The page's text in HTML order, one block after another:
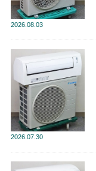
2026 08.03
2026 07.30